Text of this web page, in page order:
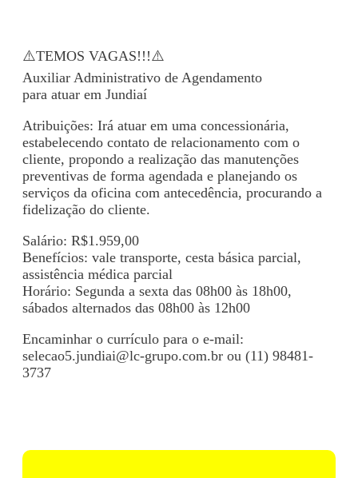
⚠️TEMOS VAGAS!!!⚠️
Auxiliar Administrativo de Agendamento
para atuar em Jundiaí
Atribuições: Irá atuar em uma concessionária,
estabelecendo contato de relacionamento com o
cliente, propondo a realização das manutenções
preventivas de forma agendada e planejando os
serviços da oficina com antecedência, procurando a
fidelização do cliente.
Salário: R$1.959,00
Benefícios: vale transporte, cesta básica parcial,
assistência médica parcial
Horário: Segunda a sexta das 08h00 às 18h00,
sábados alternados das 08h00 às 12h00
Encaminhar o currículo para o e-mail:
selecao5.jundiai@lc-grupo.com.br ou (11) 98481-
3737